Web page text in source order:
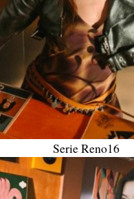
Serie Reno16